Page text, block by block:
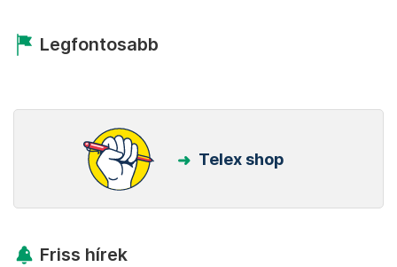
Legfontosabb
Telex shop
Friss hírek